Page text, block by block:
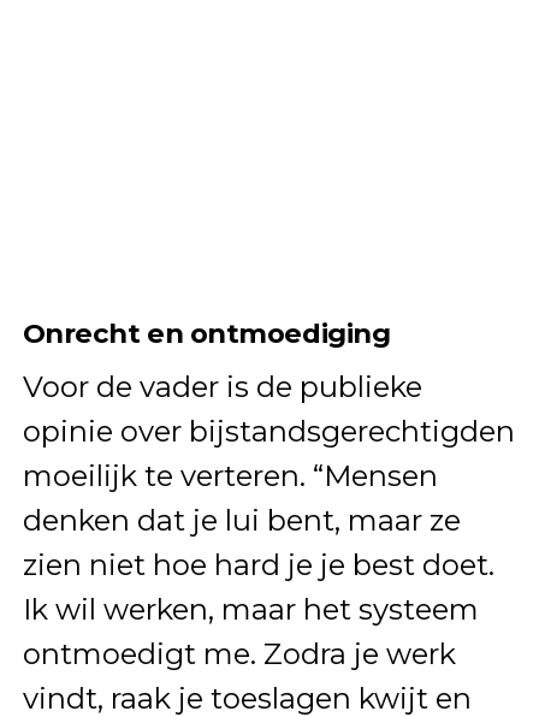
Onrecht en ontmoediging
Voor de vader is de publieke
opinie over bijstandsgerechtigden
moeilijk te verteren. “Mensen
denken dat je lui bent, maar ze
zien niet hoe hard je je best doet.
Ik wil werken, maar het systeem
ontmoedigt me. Zodra je werk
vindt, raak je toeslagen kwijt en